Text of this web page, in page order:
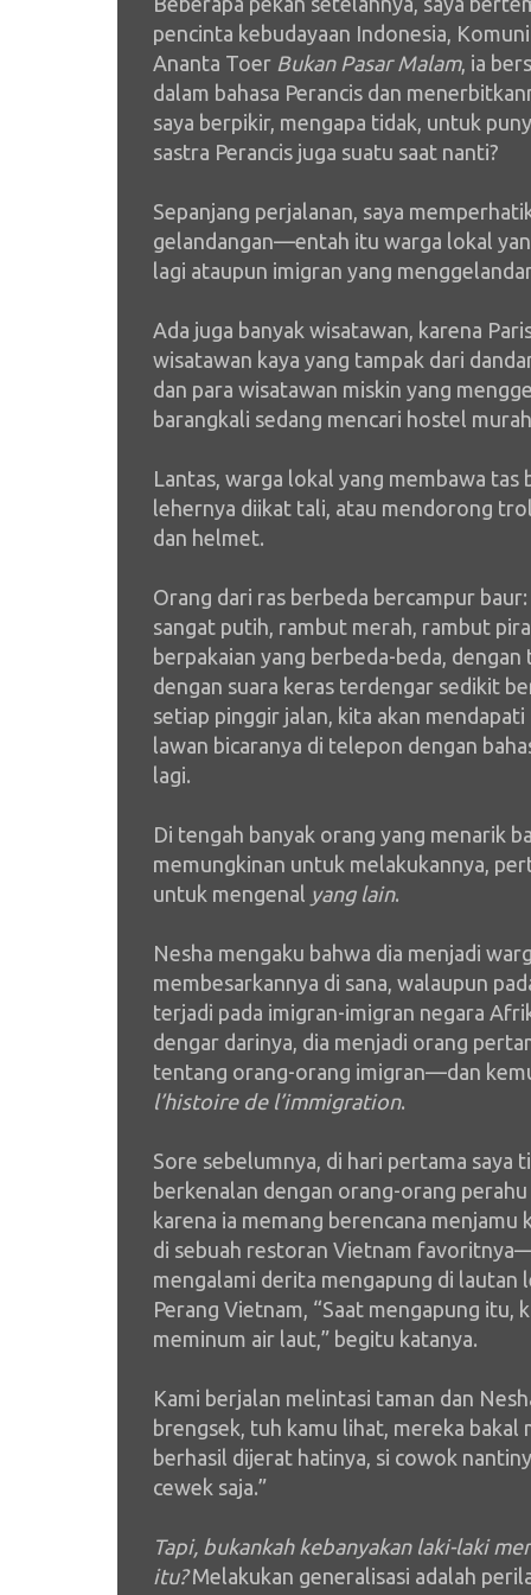
pencinta kebudayaan Indonesia,
Ananta Toer Bukan Pasar Malam, ia
dalam bahasa Perancis dan
saya berpikir, mengapa tidak, untuk
sastra Perancis juga suatu saat nanti?
Sepanjang perjalanan, saya
gelandangan—entah itu warga lokal
lagi ataupun imigran yang
Ada juga banyak wisatawan, karena
wisatawan kaya yang tampak dari
dan para wisatawan miskin yang
barangkali sedang mencari hostel
Lantas, warga lokal yang membawa
lehernya diikat tali, atau mendorong
dan helmet.
Orang dari ras berbeda bercampur
sangat putih, rambut merah, rambut
berpakaian yang berbeda-beda,
dengan suara keras terdengar sedikit
setiap pinggir jalan, kita akan
lawan bicaranya di telepon dengan
lagi.
Di tengah banyak orang yang menarik
memungkinan untuk melakukannya,
untuk mengenal yang lain.
Nesha mengaku bahwa dia menjadi
membesarkannya di sana, walaupun
terjadi pada imigran-imigran negara
dengar darinya, dia menjadi orang
tentang orang-orang imigran—dan
l’histoire de l’immigration.
Sore sebelumnya, di hari pertama saya
berkenalan dengan orang-orang perahu
karena ia memang berencana
di sebuah restoran Vietnam
mengalami derita mengapung di lautan
Perang Vietnam, “Saat mengapung itu,
meminum air laut,” begitu katanya.
Kami berjalan melintasi taman dan
brengsek, tuh kamu lihat, mereka bakal
berhasil dijerat hatinya, si cowok
cewek saja.”
Tapi, bukankah kebanyakan laki-laki
itu?Melakukan generalisasi adalah